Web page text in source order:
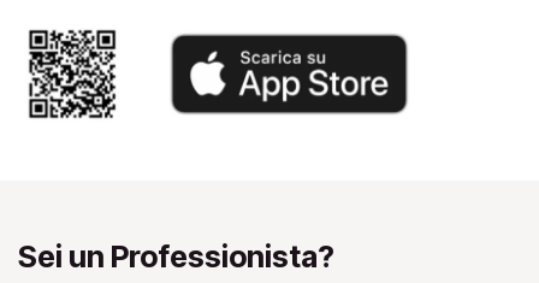
Sei un Professionista?